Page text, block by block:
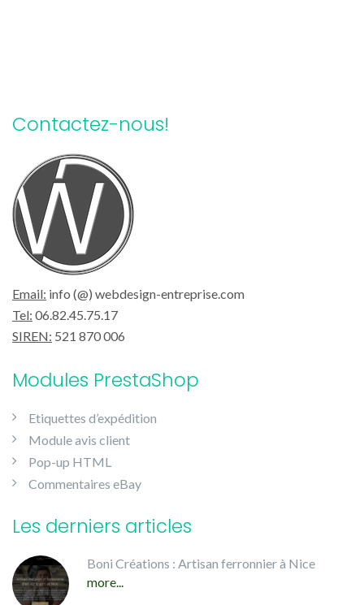
Contactez-nous!
Email: info (@) webdesign-entreprise.com
Tel: 06.82.45.75.17
SIREN: 521 870 006
Modules PrestaShop
Etiquettes d’expédition
Module avis client
Pop-up HTML
Commentaires eBay
Les derniers articles
Boni Créations : Artisan ferronnier à Nice
more...